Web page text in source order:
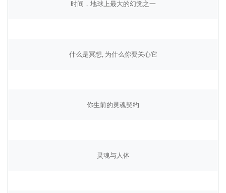
时间，地球上最大的幻觉之一
什么是冥想, 为什么你要关心它
你生前的灵魂契约
灵魂与人体